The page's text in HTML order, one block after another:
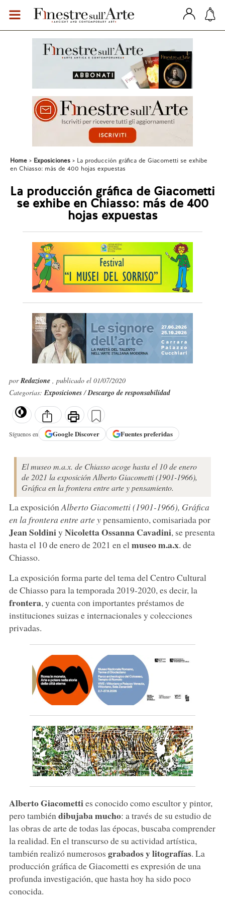
Home Exposiciones
La producción gráfica de Giacometti se exhibe
en Chiasso: más de 400 hojas expuestas
La producción gráfica de Giacometti
se exhibe en Chiasso: más de 400
hojas expuestas
porRedazione , publicado el 01/07/2020
Categorías:Exposiciones/Descargo de responsabilidad
Síguenos en GoogleDiscover Fuentes preferidas
El museo m.a.x. de Chiasso acoge hasta el 10 de enero
de 2021 la exposición Alberto Giacometti (1901-1966),
Gráfica en la frontera entre arte y pensamiento.
La exposición Alberto Giacometti (1901-1966), Gráfica
en la frontera entre arte ypensamiento, comisariada por
Jean Soldiniy Nicoletta Ossanna Cavadini, se presenta
hasta el 10 de enero de 2021 en el museo m.a.x. de
Chiasso.
La exposición forma parte del tema del Centro Cultural
de Chiasso para la temporada 2019-2020, es decir, la
frontera, y cuenta con importantes préstamos de
instituciones suizas e internacionales y colecciones
privadas.
Alberto Giacometties conocido como escultor y pintor,
pero también dibujaba mucho: a través de su estudio de
las obras de arte de todas las épocas, buscaba comprender
la realidad. En el transcurso de su actividad artística,
también realizó numerosos grabados y litografías. La
producción gráfica de Giacometti es expresión de una
profunda investigación, que hasta hoy ha sido poco
conocida.